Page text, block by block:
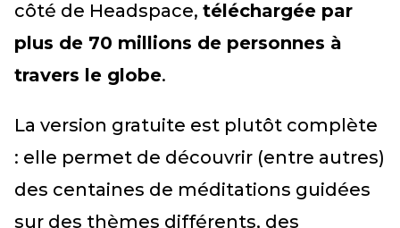
côté de Headspace, téléchargée par
plus de 70 millions de personnes à
travers le globe.
La version gratuite est plutôt complète
: elle permet de découvrir (entre autres)
des centaines de méditations guidées
sur des thèmes différents, des